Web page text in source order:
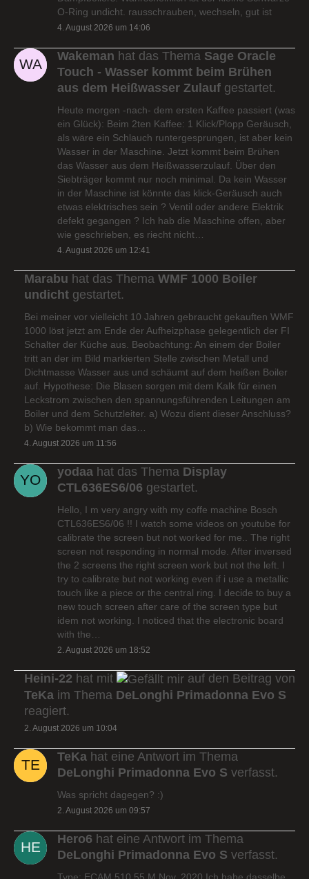
O-Ring undicht. rausschrauben, wechseln, gut ist
4. August 2026 um 14:06
Wakeman hat das Thema Sage Oracle
Touch - Wasser kommt beim Brühen
aus dem Heißwasser Zulauf gestartet.
Heute morgen -nach- dem ersten Kaffee passiert (was
ein Glück): Beim 2ten Kaffee: 1 Klick/Plopp Geräusch,
als wäre ein Schlauch runtergesprungen, ist aber kein
Wasser in der Maschine. Jetzt kommt beim Brühen
das Wasser aus dem Heißwasserzulauf. Über den
Siebträger kommt nur noch minimal. Da kein Wasser
in der Maschine ist könnte das klick-Geräusch auch
etwas elektrisches sein ? Ventil oder andere Elektrik
defekt gegangen ? Ich hab die Maschine offen, aber
wie geschrieben, es riecht nicht…
4. August 2026 um 12:41
Marabu hat das Thema WMF 1000 Boiler
undicht gestartet.
Bei meiner vor vielleicht 10 Jahren gebraucht gekauften WMF
1000 löst jetzt am Ende der Aufheizphase gelegentlich der FI
Schalter der Küche aus. Beobachtung: An einem der Boiler
tritt an der im Bild markierten Stelle zwischen Metall und
Dichtmasse Wasser aus und schäumt auf dem heißen Boiler
auf. Hypothese: Die Blasen sorgen mit dem Kalk für einen
Leckstrom zwischen den spannungsführenden Leitungen am
Boiler und dem Schutzleiter. a) Wozu dient dieser Anschluss?
b) Wie bekommt man das…
4. August 2026 um 11:56
yodaa hat das Thema Display
CTL636ES6/06 gestartet.
Hello, I m very angry with my coffe machine Bosch
CTL636ES6/06 !! I watch some videos on youtube for
calibrate the screen but not worked for me.. The right
screen not responding in normal mode. After inversed
the 2 screens the right screen work but not the left. I
try to calibrate but not working even if i use a metallic
touch like a piece or the central ring. I decide to buy a
new touch screen after care of the screen type but
idem not working. I noticed that the electronic board
with the…
2. August 2026 um 18:52
Heini-22 hat mit
auf den Beitrag von
TeKa im Thema DeLonghi Primadonna Evo S
reagiert.
2. August 2026 um 10:04
TeKa hat eine Antwort im Thema
DeLonghi Primadonna Evo S verfasst.
Was spricht dagegen? :)
2. August 2026 um 09:57
Hero6 hat eine Antwort im Thema
DeLonghi Primadonna Evo S verfasst.
Type: ECAM 510.55.M Nov. 2020 Ich habe dasselbe